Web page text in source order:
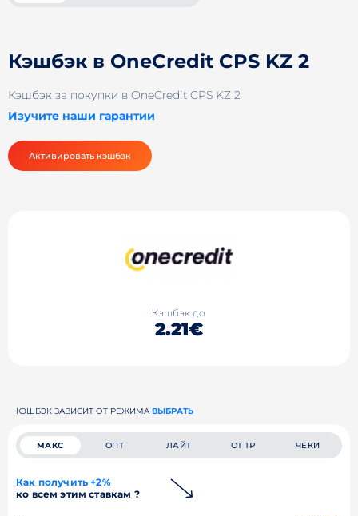
Кэшбэк в OneCredit CPS KZ 2
Кэшбэк за покупки в OneCredit CPS KZ 2
Изучите наши гарантии
Активировать кэшбэк
Кэшбэк до
2.21€
КЭШБЭК ЗАВИСИТ ОТ РЕЖИМА ВЫБРАТЬ
МАКС ОПТ ЛАЙТ ОТ 1₽ ЧЕКИ
Как получить +2%
ко всем этим ставкам ?